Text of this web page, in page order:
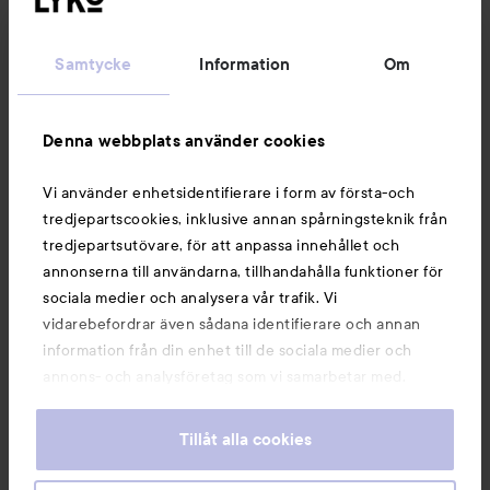
Samtycke Information Om
Denna webbplats använder cookies
Vi använder enhetsidentifierare i form av första-och
tredjepartscookies, inklusive annan spårningsteknik från
tredjepartsutövare, för att anpassa innehållet och
annonserna till användarna, tillhandahålla funktioner för
sociala medier och analysera vår trafik. Vi
vidarebefordrar även sådana identifierare och annan
information från din enhet till de sociala medier och
annons- och analysföretag som vi samarbetar med.
information som du har tillhandahållit eller som de har
våra cookies vid fortsatt användande av vår webbplats.
Tillåt alla cookies
Du kanske också gillar